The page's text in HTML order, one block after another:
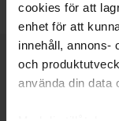
cookies för att
enhet för att
innehåll, annons-
och
använda din data
Kontakt